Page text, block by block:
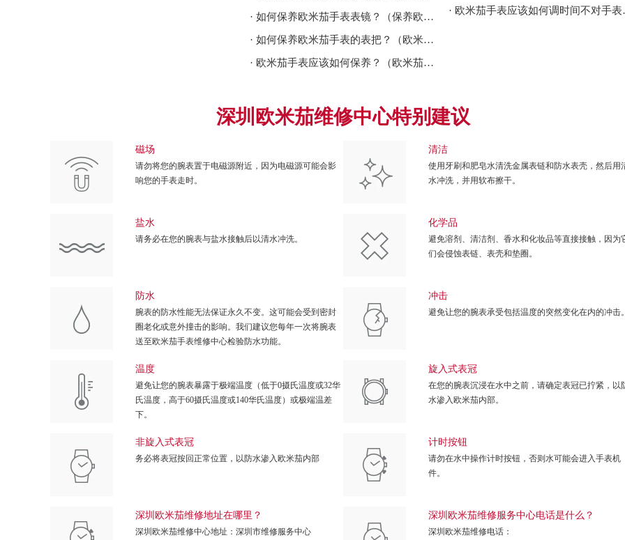
· 如何保养欧米茄手表表镜？（保养欧米茄表镜的方法）
· 如何保养欧米茄手表的表把？（欧米茄手表表把的保养）
· 欧米茄手表应该如何保养？（欧米茄手表保养）
· 欧米茄
深圳欧米茄维修中心特别建议
磁场
请勿将您的腕表置于电磁源附近，因为电磁源可能会影
响您的手表走时。
清洁
使用牙刷和肥皂水清洗金属表链和防水表壳，然后用
水冲洗，并用软布擦干。
盐水
请务必在您的腕表与盐水接触后以清水冲洗。
化学品
避免溶剂、清洁剂、香水和化妆品等直接接触，因为
们会侵蚀表链、表壳和垫圈。
防水
腕表的防水性能无法保证永久不变。这可能会受到密封
圈老化或意外撞击的影响。我们建议您每年一次将腕表
送至欧米茄手表维修中心检验防水功能。
冲击
避免让您的腕表承受包括温度的突然变化在内的冲击。
温度
避免让您的腕表暴露于极端温度（低于0摄氏温度或32华
氏温度，高于60摄氏温度或140华氏温度）或极端温差
下。
旋入式表冠
在您的腕表沉浸在水中之前，请确定表冠已拧紧，以
水渗入欧米茄内部。
非旋入式表冠
务必将表冠按回正常位置，以防水渗入欧米茄内部
计时按钮
请勿在水中操作计时按钮，否则水可能会进入手表机
件。
深圳欧米茄维修地址在哪里？
深圳欧米茄维修中心地址：深圳市维修服务中心
深圳欧米茄维修服务中心电话是什么？
深圳欧米茄维修电话：